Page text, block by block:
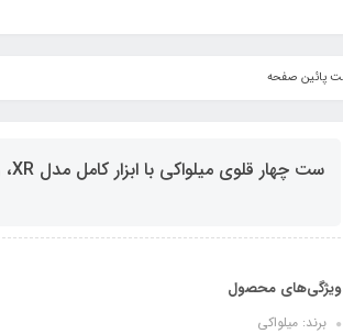
ست چهار قلوی میلواکی با ابزار کامل مدل XR، ویدئو تست پائین صفحه
ویژگی‌های محصول
برند: میلواکی